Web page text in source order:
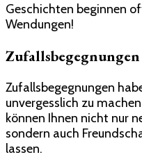
Geschichten beginnen
Wendungen!
Zufallsbegegnungen
Zufallsbegegnungen
unvergesslich zu
können Ihnen nicht nur
sondern auch
lassen.